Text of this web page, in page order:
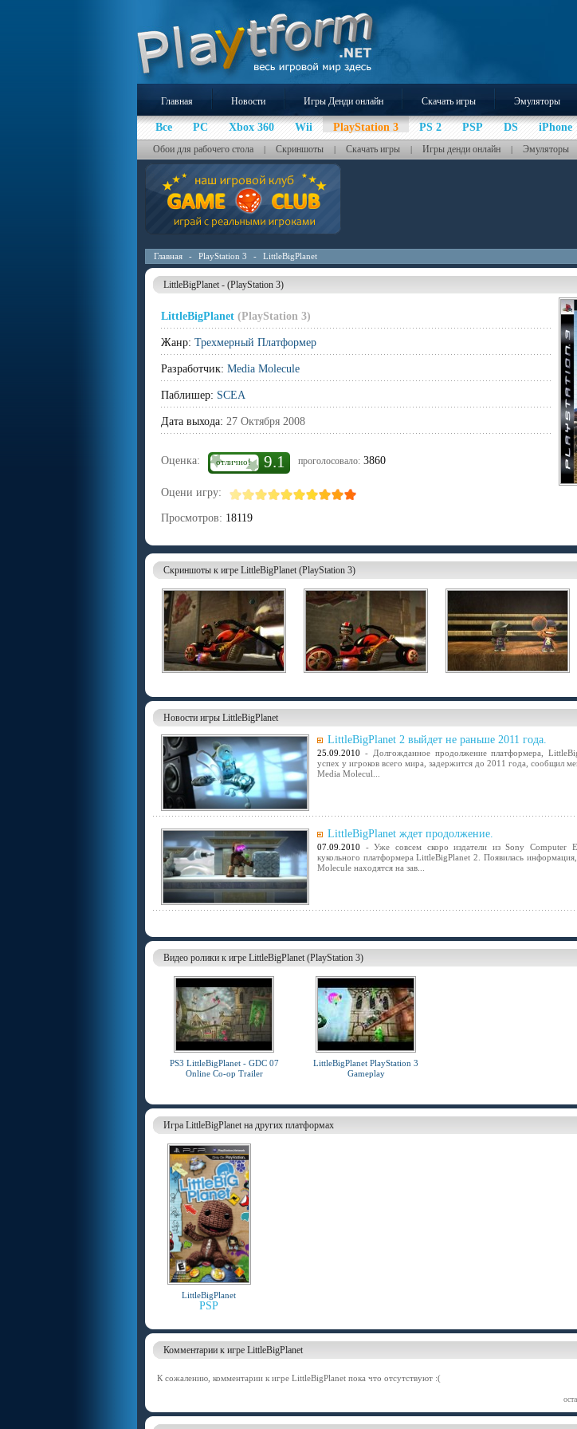
Главная Новости Игры Денди онлайн Скачать игры Эмуляторы
Все PC Xbox 360 Wii PlayStation 3 PS 2 PSP DS iPhone
Обои для рабочего стола | Скриншоты | Скачать игры | Игры денди онлайн | Эмуляторы
Главная - PlayStation 3 - LittleBigPlanet
LittleBigPlanet - (PlayStation 3)
LittleBigPlanet (PlayStation 3)
Жанр: Трехмерный Платформер
Разработчик: Media Molecule
Паблишер: SCEA
Дата выхода: 27 Октября 2008
Оценка: отлично! 9.1 проголосовало: 3860
Оцени игру:
Просмотров: 18119
Скриншоты к игре LittleBigPlanet (PlayStation 3)
Новости игры LittleBigPlanet
LittleBigPlanet 2 выйдет не раньше 2011 года.
25.09.2010 - Долгожданное продолжение платформера,
успех у игроков всего мира, задержится до 2011 года, сообщил
Media Molecul...
LittleBigPlanet ждет продолжение.
07.09.2010 - Уже совсем скоро издатели из Sony Computer
кукольного платформера LittleBigPlanet 2. Появилась
Molecule находятся на зав...
Видео ролики к игре LittleBigPlanet (PlayStation 3)
PS3 LittleBigPlanet - GDC 07
Online Co-op Trailer
LittleBigPlanet PlayStation 3
Gameplay
Игра LittleBigPlanet на других платформах
LittleBigPlanet
PSP
Комментарии к игре LittleBigPlanet
К сожалению, комментарии к игре LittleBigPlanet пока что отсутствуют :(